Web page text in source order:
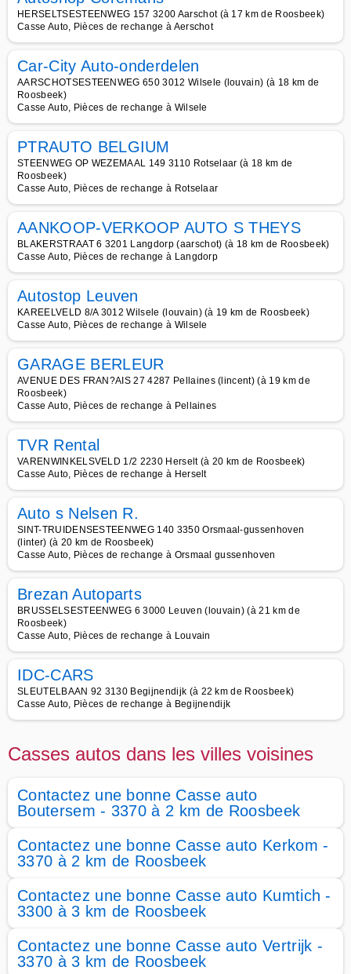
HERSELTSESTEENWEG 157 3200 Aarschot (à 17 km de Roosbeek)
Casse Auto, Pièces de rechange à Aerschot
Car-City Auto-onderdelen
AARSCHOTSESTEENWEG 650 3012 Wilsele (louvain) (à 18 km de
Roosbeek)
Casse Auto, Pièces de rechange à Wilsele
PTRAUTO BELGIUM
STEENWEG OP WEZEMAAL 149 3110 Rotselaar (à 18 km de
Roosbeek)
Casse Auto, Pièces de rechange à Rotselaar
AANKOOP-VERKOOP AUTO S THEYS
BLAKERSTRAAT 6 3201 Langdorp (aarschot) (à 18 km de Roosbeek)
Casse Auto, Pièces de rechange à Langdorp
Autostop Leuven
KAREELVELD 8/A 3012 Wilsele (louvain) (à 19 km de Roosbeek)
Casse Auto, Pièces de rechange à Wilsele
GARAGE BERLEUR
AVENUE DES FRAN?AIS 27 4287 Pellaines (lincent) (à 19 km de
Roosbeek)
Casse Auto, Pièces de rechange à Pellaines
TVR Rental
VARENWINKELSVELD 1/2 2230 Herselt (à 20 km de Roosbeek)
Casse Auto, Pièces de rechange à Herselt
Auto s Nelsen R.
SINT-TRUIDENSESTEENWEG 140 3350 Orsmaal-gussenhoven
(linter) (à 20 km de Roosbeek)
Casse Auto, Pièces de rechange à Orsmaal gussenhoven
Brezan Autoparts
BRUSSELSESTEENWEG 6 3000 Leuven (louvain) (à 21 km de
Roosbeek)
Casse Auto, Pièces de rechange à Louvain
IDC-CARS
SLEUTELBAAN 92 3130 Begijnendijk (à 22 km de Roosbeek)
Casse Auto, Pièces de rechange à Begijnendijk
Casses autos dans les villes voisines
Contactez une bonne Casse auto
Boutersem - 3370 à 2 km de Roosbeek
Contactez une bonne Casse auto Kerkom -
3370 à 2 km de Roosbeek
Contactez une bonne Casse auto Kumtich -
3300 à 3 km de Roosbeek
Contactez une bonne Casse auto Vertrijk -
3370 à 3 km de Roosbeek